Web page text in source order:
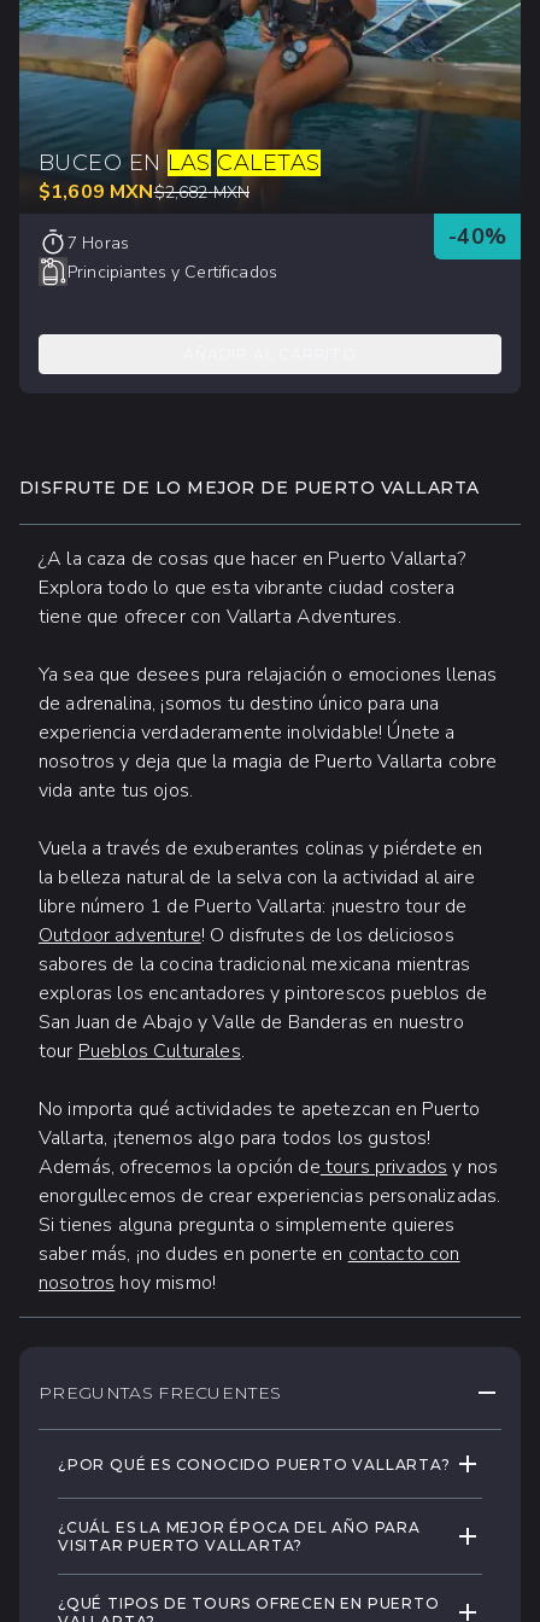
BUCEO EN LAS CALETAS
$1,609 MXN$2,682 MXN
-40%
7 Horas
Principiantes y Certificados
DISFRUTE DE LO MEJOR DE PUERTO VALLARTA
¿A la caza de cosas que hacer en Puerto Vallarta?
Explora todo lo que esta vibrante ciudad costera
tiene que ofrecer con Vallarta Adventures.
Ya sea que desees pura relajación o emociones llenas
de adrenalina, ¡somos tu destino único para una
experiencia verdaderamente inolvidable! Únete a
nosotros y deja que la magia de Puerto Vallarta cobre
vida ante tus ojos.
Vuela a través de exuberantes colinas y piérdete en
la belleza natural de la selva con la actividad al aire
libre número 1 de Puerto Vallarta: ¡nuestro tour de
Outdoor adventure! O disfrutes de los deliciosos
sabores de la cocina tradicional mexicana mientras
exploras los encantadores y pintorescos pueblos de
San Juan de Abajo y Valle de Banderas en nuestro
tour Pueblos Culturales.
No importa qué actividades te apetezcan en Puerto
Vallarta, ¡tenemos algo para todos los gustos!
Además, ofrecemos la opción de tours privados y nos
enorgullecemos de crear experiencias personalizadas.
Si tienes alguna pregunta o simplemente quieres
saber más, ¡no dudes en ponerte en contacto con
nosotros hoy mismo!
PREGUNTAS FRECUENTES
¿POR QUÉ ES CONOCIDO PUERTO VALLARTA?
Puerto Vallarta, situado en la costa del
Pacífico de México, es famoso por sus
impresionantes playas, aguas cristalinas,
exuberantes selvas, animada vida nocturna,
¿CUÁL ES LA MEJOR ÉPOCA DEL AÑO PARA
VISITAR PUERTO VALLARTA?
Puerto Vallarta goza de un clima templado
¿QUÉ TIPOS DE TOURS OFRECEN EN PUERTO